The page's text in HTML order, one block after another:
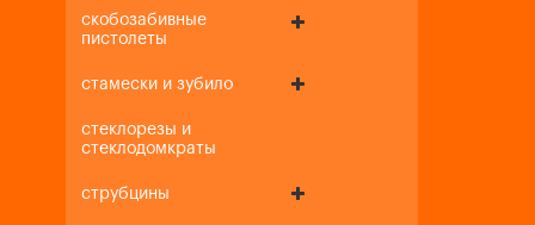
скобозабивные
пистолеты
стамески и зубило
стеклорезы и
стеклодомкраты
струбцины